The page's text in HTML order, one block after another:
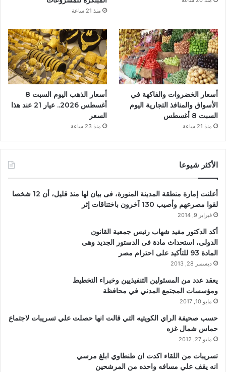
منذ 21 ساعة
أسعار الخضروات والفاكهة في
الأسواق والمنافذ التجارية اليوم
السبت 8 أغسطس
منذ 21 ساعة
أسعار الذهب اليوم السبت 8
أغسطس 2026.. عيار 21 عند هذا
السعر
منذ 23 ساعة
الأكثر شيوعا
أعلنت إمارة منطقة المدينة المنورة، فى بيان لها منذ قليل، أن 12 شخصا
لقوا مصرعهم وأصيب 130 آخرون باختناقات إثر
فبراير 9, 2014
أكد الدكتور مفيد شهاب رئيس جمعية القانون
الدولى، استحداث مادة فى الدستور الجديد وهى
المادة 93 للتأكيد على احترام مصر
ديسمبر 28, 2013
يعقد عدد من المسئولين التنفيذيين وخبراء التخطيط
ومؤسسات المجتمع المدني في محافظة
مايو 10, 2017
حسب صحيفة الراي الكويتيه التي قالت انها حصلت علي تسريبات لاجتماع
حماس شمال غزه
مايو 27, 2012
تسريبات من اللقاء اكدت ان طنطاوي ابلغ مرسي
انه يقف علي مسافه واحده من المرشحين